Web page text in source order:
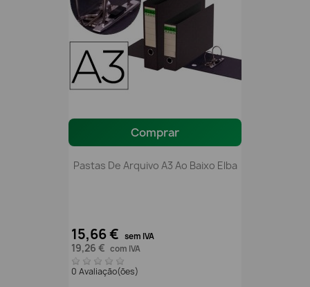
Comprar
Pastas De Arquivo A3 Ao Baixo Elba
15,66 € sem IVA
19,26 € com IVA
0 Avaliação(ões)